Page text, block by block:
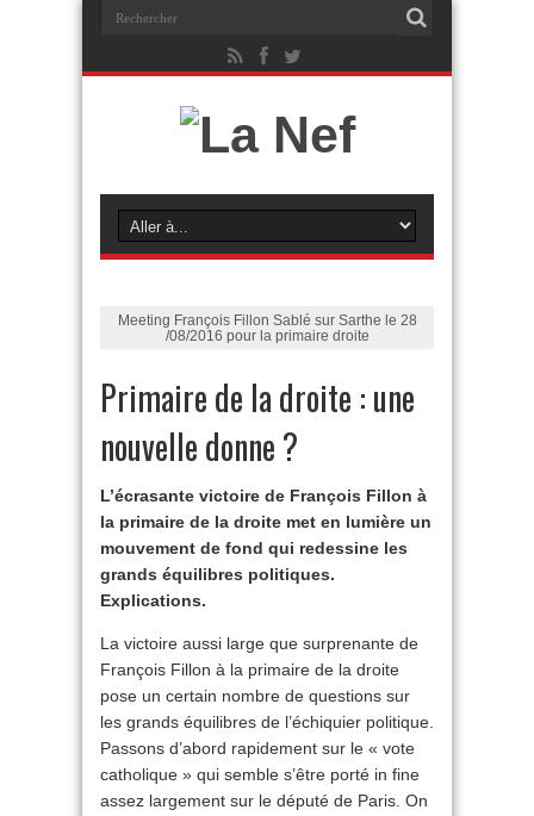
Meeting François Fillon Sablé sur Sarthe le 28
/08/2016 pour la primaire droite
Primaire de la droite : une
nouvelle donne ?
L’écrasante victoire de François Fillon à
la primaire de la droite met en lumière un
mouvement de fond qui redessine les
grands équilibres politiques.
Explications.
La victoire aussi large que surprenante de
François Fillon à la primaire de la droite
pose un certain nombre de questions sur
les grands équilibres de l’échiquier politique.
Passons d’abord rapidement sur le « vote
catholique » qui semble s’être porté in fine
assez largement sur le député de Paris. On